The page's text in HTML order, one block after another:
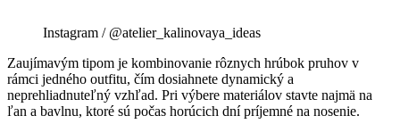
Instagram / @atelier_kalinovaya_ideas
Zaujímavým tipom je kombinovanie rôznych hrúbok pruhov v
rámci jedného outfitu, čím dosiahnete dynamický a
neprehliadnuteľný vzhľad. Pri výbere materiálov stavte najmä na
ľan a bavlnu, ktoré sú počas horúcich dní príjemné na nosenie.